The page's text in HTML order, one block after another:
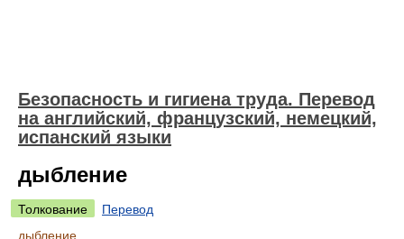
Безопасность и гигиена труда. Перевод
на английский, французский, немецкий,
испанский языки
дыбление
Толкование
Перевод
дыбление